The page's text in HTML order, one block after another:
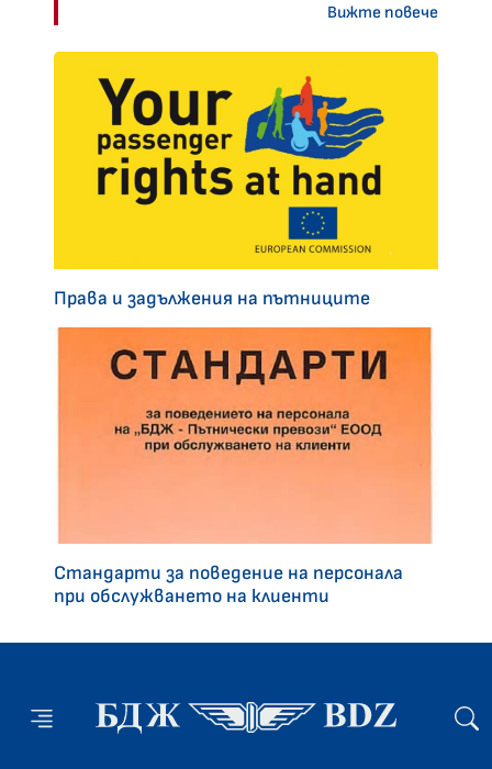
Вижте повече
Права и задължения на пътниците
Стандарти за поведение на персонала
при обслужването на клиенти